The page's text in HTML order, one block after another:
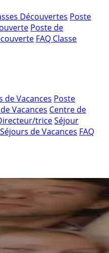
Découvertes Poste
Poste de
FAQ Classe
de Vacances Poste
Vacances Centre de
triceSéjour
de Vacances FAQ